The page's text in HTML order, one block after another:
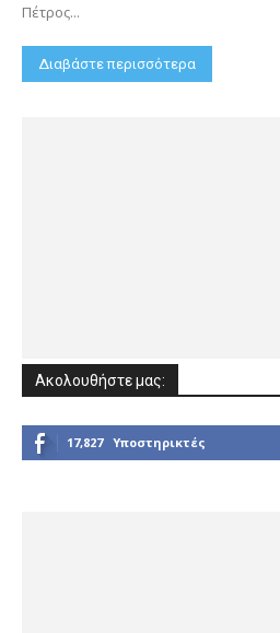
Πέτρος...
Διαβάστε περισσότερα
Ακολουθήστε μας:
17,827 Υποστηρικτές